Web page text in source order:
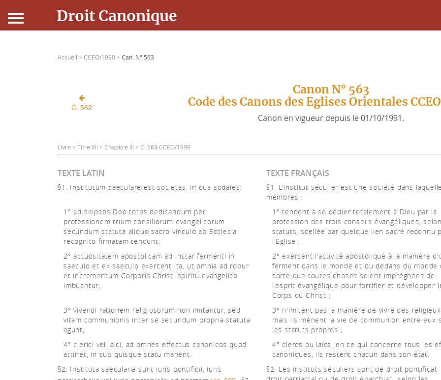
Droit Canonique
Connexion
Accueil > CCEO/1990 > Can. N° 563
C. 562
Canon N° 563
Code des Canons des Eglises Orientales
Canon en vigueur depuis le 01/10/1991.
Livre > Titre XII > Chapitre III > C. 563 CCEO/1990
TEXTE LATIN TEXTE FRANÇAIS
§1. Institutum saeculare est societas, in qua sodales:
§1. L'institut séculier est une société dans
membres :
1° ad seipsos Deo totos dedicandum per
professionem trium consiliorum evangelicorum
secundum statuta aliquo sacro vinculo ab Ecclesia
recognito firmatam tendunt;
1° tendent à se dédier totalement à Dieu par la
profession des trois conseils évangéliques,
statuts, scellée par quelque lien sacré reconnu
l'Eglise ;
2° actuositatem apostolicam ad instar fermenti in
saeculo et ex saeculo exercent ita, ut omnia ad robur
et incrementum Corporis Christi spiritu evangelico
imbuantur;
2° exercent l'activité apostolique à la manière
ferment dans le monde et du dedans du monde
sorte que toutes choses soient imprégnées de
l'esprit évangélique pour fortifier et développer
Corps du Christ ;
3° vivendi rationem religiosorum non imitantur, sed
vitam communionis inter se secundum propria statuta
agunt;
3° n'imitent pas la manière de vivre des
mais ils mènent la vie de communion entre eux
les statuts propres ;
4° clerici vel laici, ad omnes effectus canonicos quod
attinet, in suo quisque statu manent.
4° clercs ou laïcs, en ce qui concerne tous les
canoniques, ils restent chacun dans son état.
§2. Instituta saecularia sunt iuris pontificii, iuris
§2. Les instituts séculiers sont de droit pontifical,